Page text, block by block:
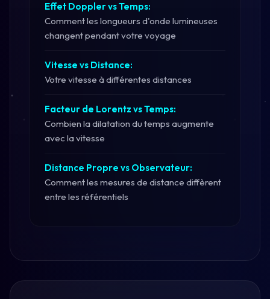
Effet Doppler vs Temps:
Comment les longueurs d'onde lumineuses
changent pendant votre voyage
Vitesse vs Distance:
Votre vitesse à différentes distances
Facteur de Lorentz vs Temps:
Combien la dilatation du temps augmente
avec la vitesse
Distance Propre vs Observateur:
Comment les mesures de distance diffèrent
entre les référentiels